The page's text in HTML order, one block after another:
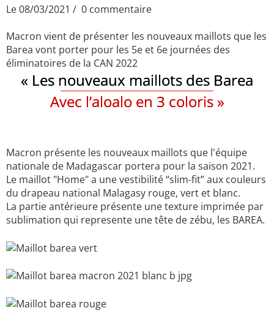
Le 08/03/2021
0 commentaire
Macron vient de présenter les nouveaux maillots que les
Barea vont porter pour les 5e et 6e journées des
éliminatoires de la CAN 2022
« Les nouveaux maillots des Barea
Avec l’aloalo en 3 coloris »
Macron présente les nouveaux maillots que l'équipe
nationale de Madagascar portera pour la saison 2021.
Le maillot "Home" a une vestibilité “slim-fit” aux couleurs
du drapeau national Malagasy rouge, vert et blanc.
La partie antérieure présente une texture imprimée par
sublimation qui represente une tête de zébu, les BAREA.